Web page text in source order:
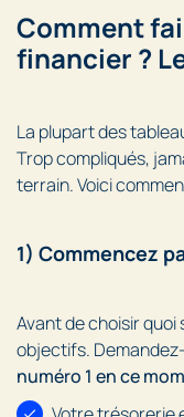
Comment
financier ?
La plupart des
Trop compliqués,
terrain. Voici
1) Commencez
Avant de choisir
objectifs.
numéro 1 en ce